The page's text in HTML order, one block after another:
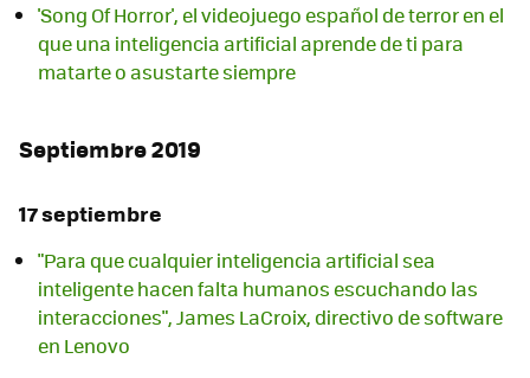
'Song Of Horror', el videojuego español de terror en el
que una inteligencia artificial aprende de ti para
matarte o asustarte siempre
Septiembre 2019
17 septiembre
"Para que cualquier inteligencia artificial sea
inteligente hacen falta humanos escuchando las
interacciones", James LaCroix, directivo de software
en Lenovo